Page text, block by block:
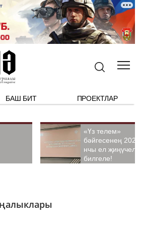
БАШ БИТ ПРОЕКТЛАР
«Үз телем»
бәйгесенең 2026
нчы ел
билгеле!